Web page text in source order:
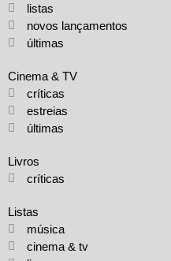
listas
novos lançamentos
últimas
Cinema & TV
críticas
estreias
últimas
Livros
críticas
Listas
música
cinema & tv